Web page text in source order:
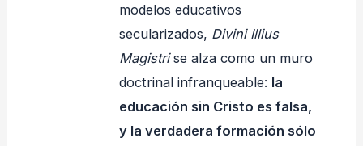
modelos educativos
secularizados, Divini Illius
Magistrise alza como un muro
doctrinal infranqueable: la
educación sin Cristo es falsa,
y la verdadera formación sólo